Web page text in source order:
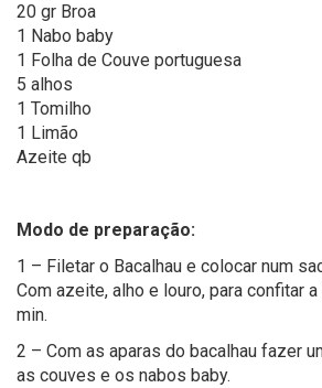
20 gr Broa
1 Nabo baby
1 Folha de Couve portuguesa
5 alhos
1 Tomilho
1 Limão
Azeite qb
Modo de preparação:
1 – Filetar o Bacalhau e colocar num
Com azeite, alho e louro, para confitar a
min.
2 – Com as aparas do bacalhau fazer
as couves e os nabos baby.